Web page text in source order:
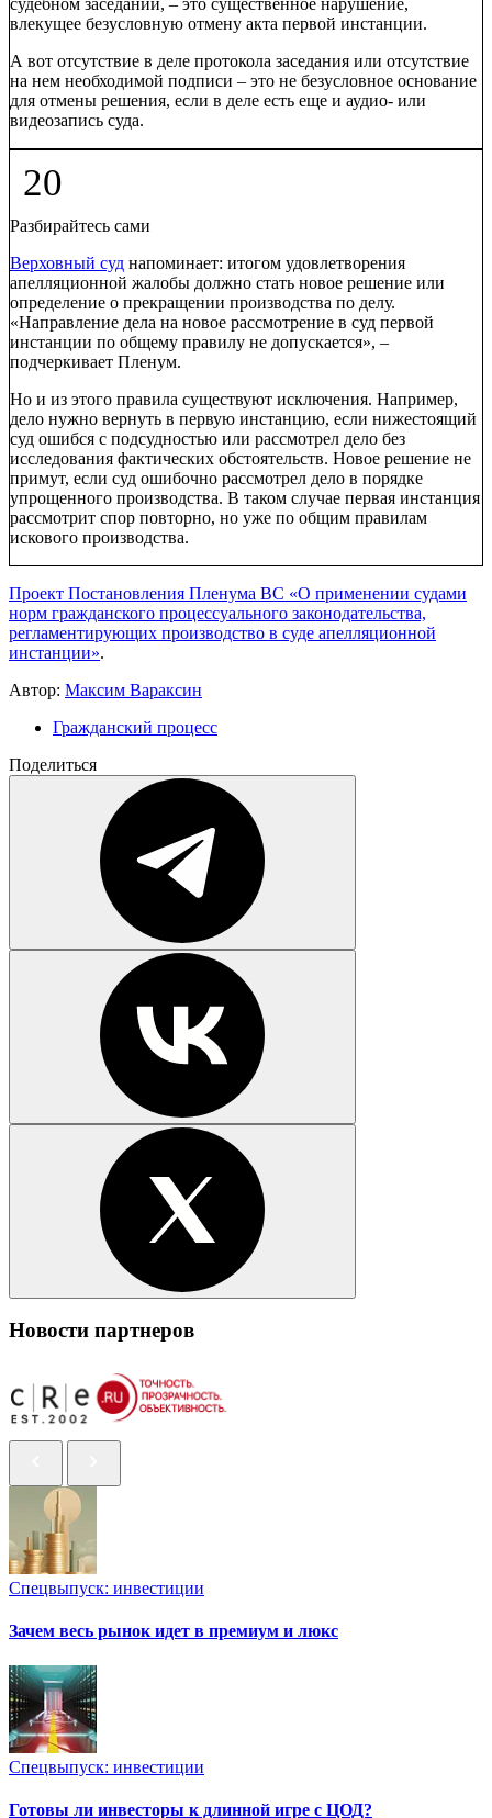
влекущее безусловную отмену акта первой инстанции.
А вот отсутствие в деле протокола заседания или отсутствие
на нем необходимой подписи – это не безусловное основание
для отмены решения, если в деле есть еще и аудио- или
видеозапись суда.
20
Разбирайтесь сами
Верховный суд напоминает: итогом удовлетворения
апелляционной жалобы должно стать новое решение или
определение о прекращении производства по делу.
«Направление дела на новое рассмотрение в суд первой
инстанции по общему правилу не допускается», –
подчеркивает Пленум.
Но и из этого правила существуют исключения. Например,
дело нужно вернуть в первую инстанцию, если нижестоящий
суд ошибся с подсудностью или рассмотрел дело без
исследования фактических обстоятельств. Новое решение не
примут, если суд ошибочно рассмотрел дело в порядке
упрощенного производства. В таком случае первая инстанция
рассмотрит спор повторно, но уже по общим правилам
искового производства.
Проект Постановления Пленума ВС «О применении судами
норм гражданского процессуального законодательства,
регламентирующих производство в суде апелляционной
инстанции».
Автор: Максим Вараксин
Гражданский процесс
Поделиться
Новости партнеров
Спецвыпуск: инвестиции
Зачем весь рынок идет в премиум и люкс
Спецвыпуск: инвестиции
Готовы ли инвесторы к длинной игре с ЦОД?